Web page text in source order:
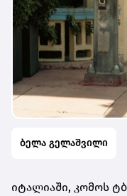
ბელა გელაშვილი
იტალიაში, კომოს